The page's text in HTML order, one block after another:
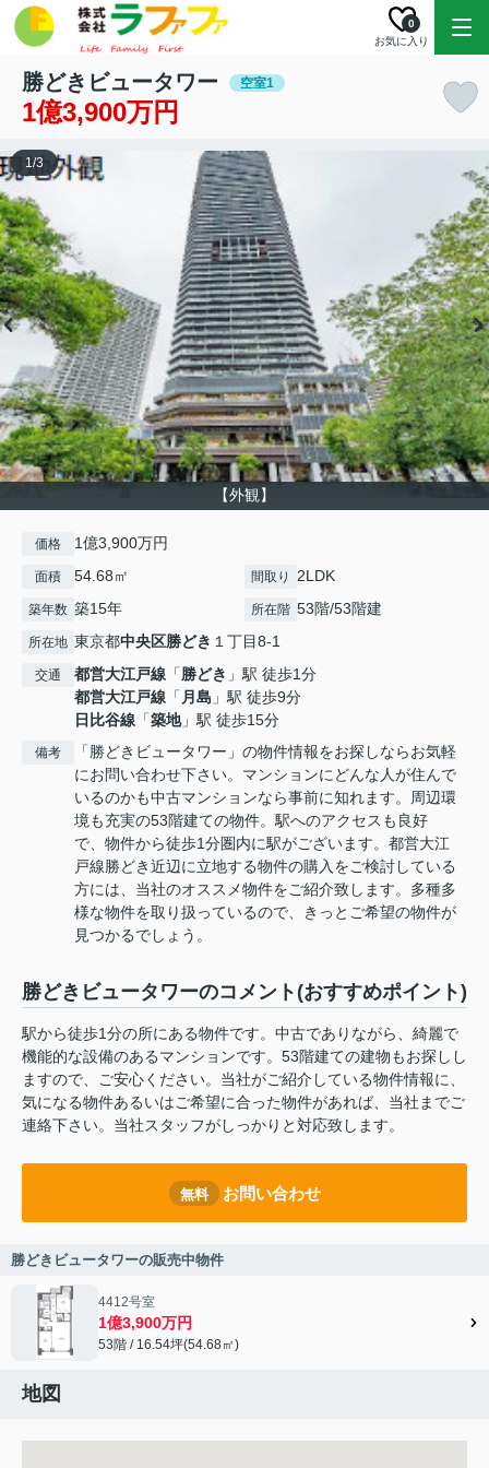
お気に入り
0
勝どきビュータワー 空室1
1億3,900万円
【外観】
1/3
価格 1億3,900万円
面積 54.68㎡ 間取り 2LDK
築年数 築15年 所在階 53階/53階建
所在地 東京都中央区勝どき １丁目8-1
交通 都営大江戸線 「勝どき 」駅 徒歩1分
都営大江戸線 「 月島 」駅 徒歩9分
日比谷線 「築地」駅 徒歩15分
備考
「勝どきビュータワー」の物件情報をお探しならお気軽
にお問い合わせ下さい。マンションにどんな人が住んで
いるのかも中古マンションなら事前に知れます。周辺環
境も充実の53階建ての物件。駅へのアクセスも良好
で、物件から徒歩1分圏内に駅がございます。都営大江
戸線勝どき近辺に立地する物件の購入をご検討している
方には、当社のオススメ物件をご紹介致します。多種多
様な物件を取り扱っているので、きっとご希望の物件が
見つかるでしょう。
勝どきビュータワーのコメント(おすすめポイント)
駅から徒歩1分の所にある物件です。中古でありながら、綺麗で
機能的な設備のあるマンションです。53階建ての建物もお探しし
ますので、ご安心ください。当社がご紹介している物件情報に、
気になる物件あるいはご希望に合った物件があれば、当社までご
連絡下さい。当社スタッフがしっかりと対応致します。
無料 お問い合わせ
勝どきビュータワーの販売中物件
4412号室
1億3,900万円
53階 / 16.54坪(54.68㎡)
地図